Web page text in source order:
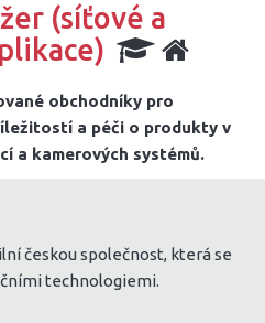
(síťové a
obchodníky pro
a péči o produkty v
a kamerových systémů.
českou společnost, která se
technologiemi.